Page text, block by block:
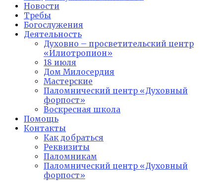
Новости
Требы
Богослужения
Деятельность
Духовно – просветительский центр
«Илиотропион»
18 июля
Дом Милосердия
Мастерские
Паломнический центр «Духовный
форпост»
Воскресная школа
Помощь
Контакты
Как добраться
Реквизиты
Паломникам
Паломнический центр «Духовный
форпост»